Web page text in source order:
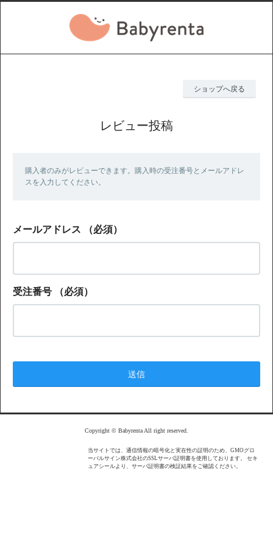
ショップへ戻る
レビュー投稿
購入者のみがレビューできます。購入時の受注番号とメールアドレ
スを入力してください。
メールアドレス （必須）
受注番号 （必須）
Copyright © Babyrenta All right reserved.
当サイトでは、通信情報の暗号化と実在性の証明のため、GMOグロ
ーバルサイン株式会社のSSLサーバ証明書を使用しております。 セキ
ュアシールより、サーバ証明書の検証結果をご確認ください。